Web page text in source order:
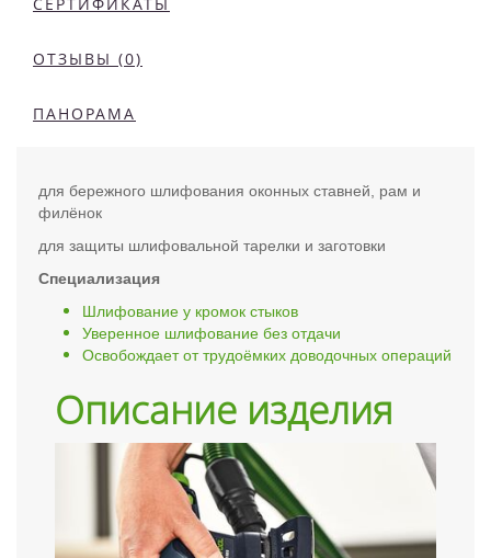
ОТЗЫВЫ (0)
ПАНОРАМА
для бережного шлифования оконных ставней, рам и
филёнок
для защиты шлифовальной тарелки и заготовки
Специализация
Шлифование у кромок стыков
Уверенное шлифование без отдачи
Освобождает от трудоёмких доводочных операций
Описание изделия